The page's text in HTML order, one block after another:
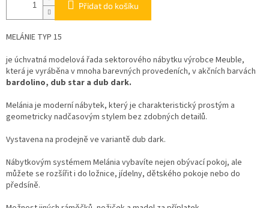
Přidat do košíku
MELÁNIE TYP 15
je úchvatná modelová řada sektorového nábytku výrobce Meuble,
která je vyráběna v mnoha barevných provedeních, v akčních barvách
bardolino, dub star a dub dark.
Melánia je moderní nábytek, který je charakteristický prostým a
geometricky nadčasovým stylem bez zdobných detailů.
Vystavena na prodejně ve variantě dub dark.
Nábytkovým systémem Melánia vybavíte nejen obývací pokoj, ale
můžete se rozšířit i do ložnice, jídelny, dětského pokoje nebo do
předsíně.